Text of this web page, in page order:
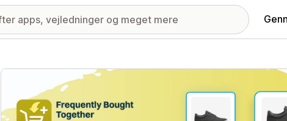
Galleri med udvalgte billeder